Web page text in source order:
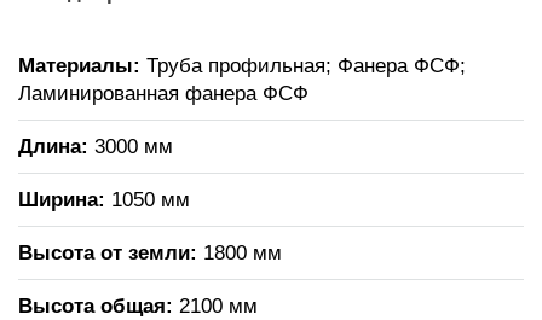
Материалы: Труба профильная; Фанера ФСФ;
Ламинированная фанера ФСФ
Длина: 3000 мм
Ширина: 1050 мм
Высота от земли: 1800 мм
Высота общая: 2100 мм